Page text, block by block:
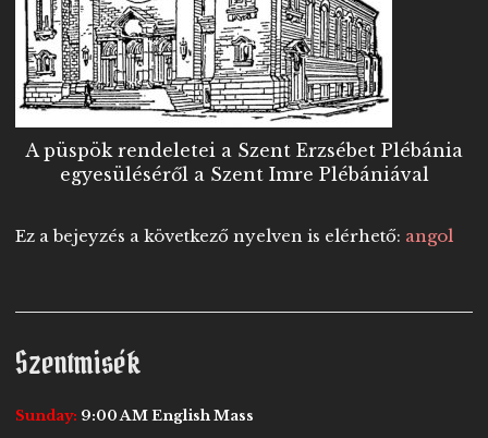
A püspök rendeletei a Szent Erzsébet Plébánia
egyesüléséről a Szent Imre Plébániával
Ez a bejeyzés a következő nyelven is elérhető: angol
Szentmisék
Sunday: 9:00 AM English Mass